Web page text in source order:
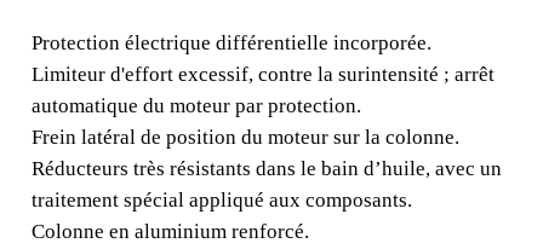
d'effort excessif, contre la surintensité ; arrêt automatique
du moteur par protection. Frein latéral de position du
Protection électrique différentielle incorporée.
Limiteur d'effort excessif, contre la surintensité ; arrêt
automatique du moteur par protection.
Frein latéral de position du moteur sur la colonne.
Réducteurs très résistants dans le bain d’huile, avec un
traitement spécial appliqué aux composants.
Colonne en aluminium renforcé.